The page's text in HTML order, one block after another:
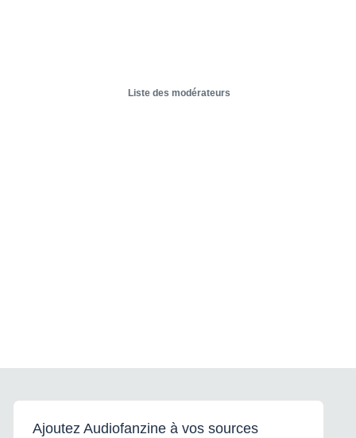
Liste des modérateurs
Ajoutez Audiofanzine à vos sources